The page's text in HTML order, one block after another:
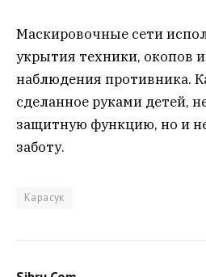
Маскировочные сети
укрытия техники, окопов
наблюдения противника.
сделанное руками детей,
защитную функцию, но и
заботу.
Карасук